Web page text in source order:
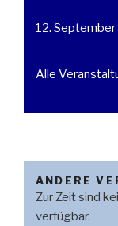
12.
Alle
ANDERE
Zur Zeit sind
verfügbar.